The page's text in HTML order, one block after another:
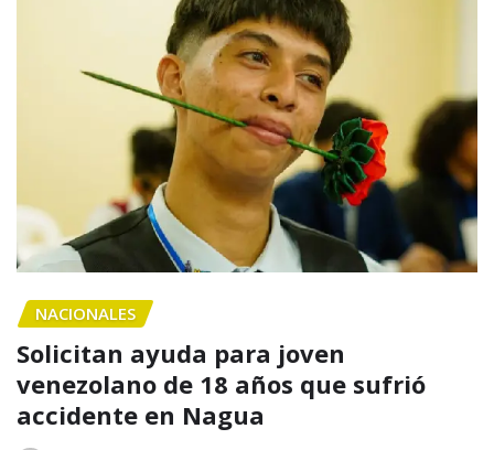
NACIONALES
Solicitan ayuda para joven
venezolano de 18 años que sufrió
accidente en Nagua